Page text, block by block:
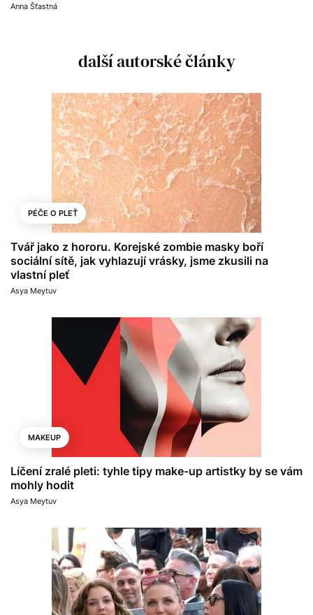
Anna Šťastná
další autorské články
PÉČE O PLEŤ
Tvář jako z hororu. Korejské zombie masky boří
sociální sítě, jak vyhlazují vrásky, jsme zkusili na
vlastní pleť
Asya Meytuv
MAKEUP
Líčení zralé pleti: tyhle tipy make-up artistky by se vám
mohly hodit
Asya Meytuv